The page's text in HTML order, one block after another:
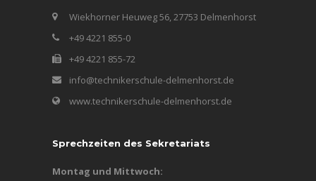
Wiekhorner Heuweg 56, 27753 Delmenhorst
+49 4221 855-0
+49 4221 855-72
info@technikerschule-delmenhorst.de
www.technikerschule-delmenhorst.de
Sprechzeiten des Sekretariats
Montag und Mittwoch: